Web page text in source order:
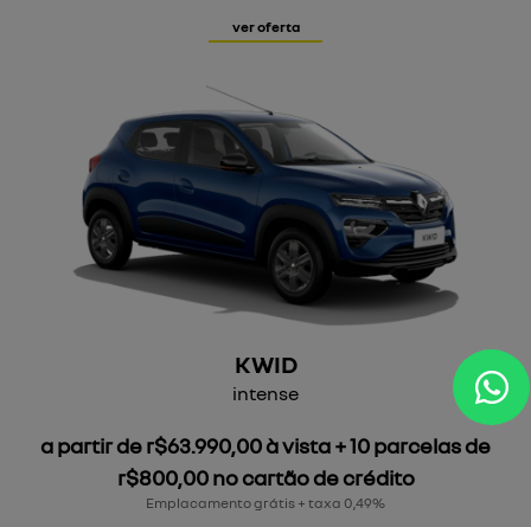
ver oferta
KWID
intense
a partir de r$63.990,00 à vista + 10 parcelas de
r$800,00 no cartão de crédito
Emplacamento grátis + taxa 0,49%